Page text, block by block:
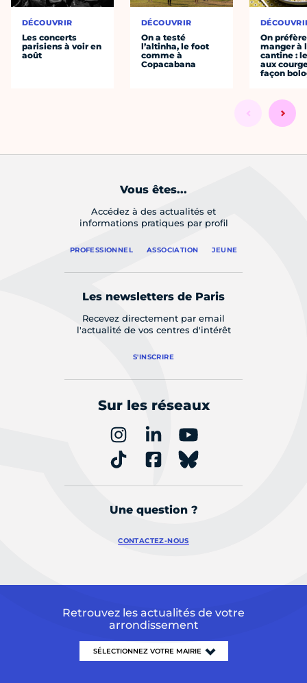
DÉCOUVRIR
Les concerts
parisiens à voir en
août
DÉCOUVRIR
On a testé
l’altinha, le foot
comme à
Copacabana
On préfère
manger à
cantine :
aux
façon
Vous êtes...
Accédez à des actualités et
informations pratiques par profil
PROFESSIONNEL ASSOCIATION JEUNE
Les newsletters de Paris
Recevez directement par email
l'actualité de vos centres d'intérêt
S'INSCRIRE
Sur les réseaux
Une question ?
CONTACTEZ-NOUS
Retrouvez les actualités de votre
arrondissement